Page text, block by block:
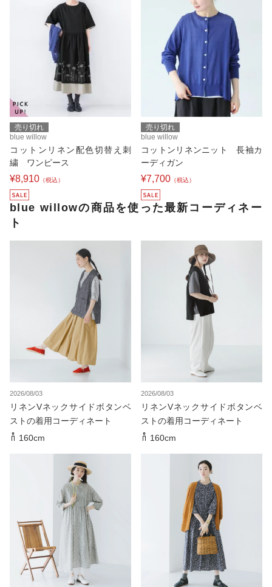
売り切れ
blue willow
コットンリネン配色切替え刺
繍 ワンピース
¥8,910 （税込）
売り切れ
blue willow
コットンリネンニット 長袖カ
ーディガン
¥7,700 （税込）
blue willowの商品を使った最新コーディネー
ト
2026/08/03
リネンVネックサイドボタンベ
ストの着用コーディネート
160cm
2026/08/03
リネンVネックサイドボタンベ
ストの着用コーディネート
160cm